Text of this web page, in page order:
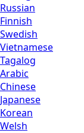
Russian
Finnish
Swedish
Vietnamese
Tagalog
Arabic
Chinese
Japanese
Korean
Welsh